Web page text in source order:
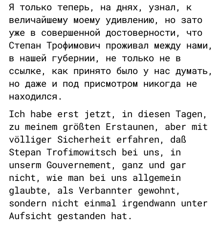
Я только теперь, на днях, узнал, к
величайшему моему удивлению, но зато
уже в совершенной достоверности, что
Степан Трофимович проживал между нами,
в нашей губернии, не только не в
ссылке, как принято было у нас думать,
но даже и под присмотром никогда не
находился.
Ich habe erst jetzt, in diesen Tagen,
zu meinem größten Erstaunen, aber mit
völliger Sicherheit erfahren, daß
Stepan Trofimowitsch bei uns, in
unserm Gouvernement, ganz und gar
nicht, wie man bei uns allgemein
glaubte, als Verbannter gewohnt,
sondern nicht einmal irgendwann unter
Aufsicht gestanden hat.